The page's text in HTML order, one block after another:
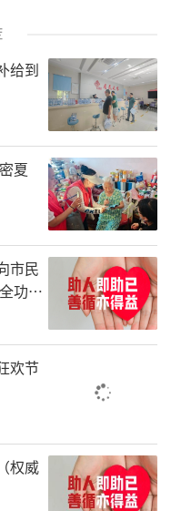
伍，2015年正式
长江、汉江两江
2014年，长江救
不幸牺牲，用生
志愿精神。此
各级党委、政府
界的赞誉。
给到
夏
市民
功能
欢节
权威